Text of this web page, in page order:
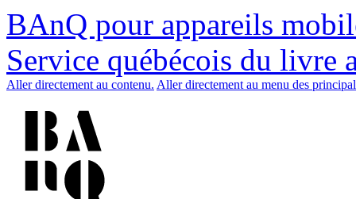
BAnQ pour appareils
Service québécois du livre
Aller directement au contenu. Aller directement au menu des